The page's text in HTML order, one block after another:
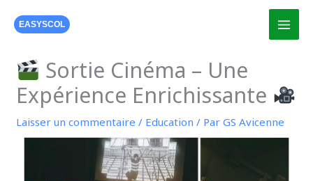
EASYSCOL
Sortie Cinéma – Une
Expérience Enrichissante
Laisser un commentaire / Education / ParGS Avicenne